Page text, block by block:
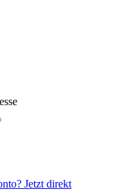
Jetzt direkt